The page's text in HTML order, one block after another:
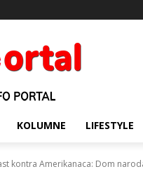
KOLUMNE LIFESTYLE
kontra Amerikanaca: Dom